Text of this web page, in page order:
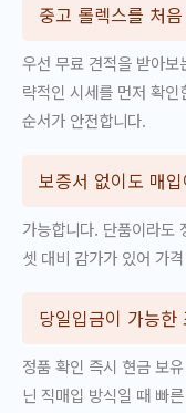
중고 롤렉스를 처
우선 무료 견적을 받아
략적인 시세를 먼저 확
순서가 안전합니다.
보증서 없이도 매
가능합니다. 단품이라도
셋 대비 감가가 있어 가
당일입금이 가능한
정품 확인 즉시 현금 보
닌 직매입 방식일 때 빠